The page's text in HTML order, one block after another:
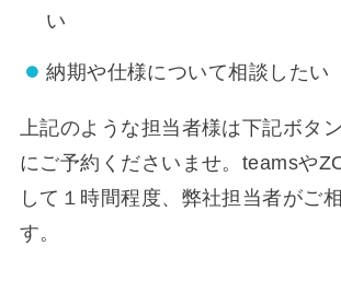
い
納期や仕様について相談したい
上記のような担当者様は下記ボタ
にご予約くださいませ。teamsや
して１時間程度、弊社担当者がご
す。